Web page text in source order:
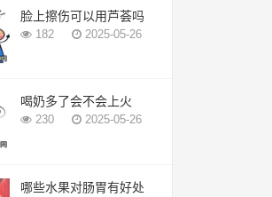
脸上擦伤可以用芦荟吗
182 2025-05-26
喝奶多了会不会上火
230 2025-05-26
哪些水果对肠胃有好处